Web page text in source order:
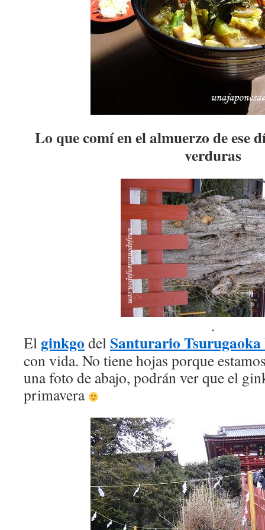
Lo que comí en el almuerzo de ese
verduras
.
El ginkgo delSanturario
con vida. No tiene hojas porque
una foto de abajo, podrán ver que el
primavera